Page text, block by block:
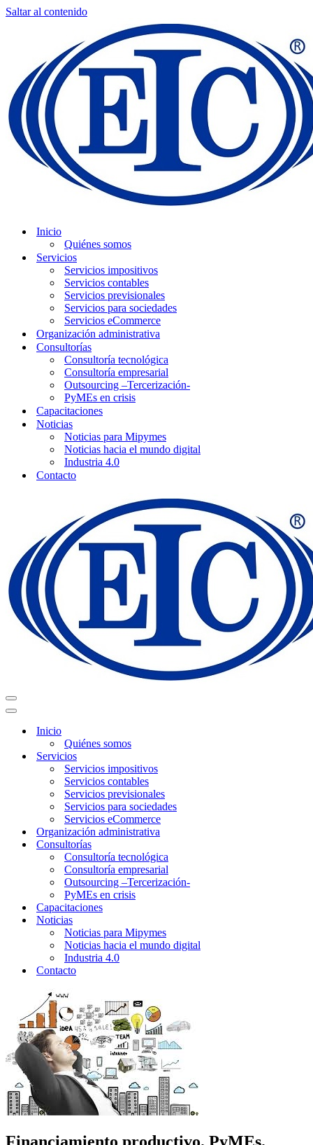
Saltar al contenido
Inicio
Quiénes somos
Servicios
Servicios impositivos
Servicios contables
Servicios previsionales
Servicios para sociedades
Servicios eCommerce
Organización administrativa
Consultorías
Consultoría tecnológica
Consultoría empresarial
Outsourcing –Tercerización-
PyMEs en crisis
Capacitaciones
Noticias
Noticias para Mipymes
Noticias hacia el mundo digital
Industria 4.0
Contacto
Menú
de
Menú
navegación
Inicio
Quiénes somos
Servicios
Servicios impositivos
Servicios contables
Servicios previsionales
Servicios para sociedades
Servicios eCommerce
Organización administrativa
Consultorías
Consultoría tecnológica
Consultoría empresarial
Outsourcing –Tercerización-
PyMEs en crisis
Capacitaciones
Noticias
Noticias para Mipymes
Noticias hacia el mundo digital
Industria 4.0
Contacto